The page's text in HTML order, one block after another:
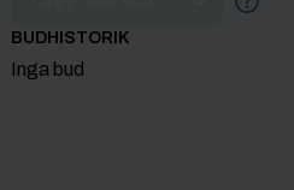
BUDHISTORIK
Inga bud